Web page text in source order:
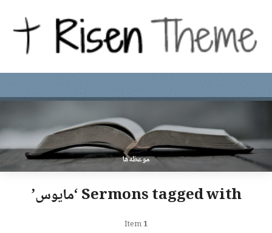
موعظه‌ها
Sermons tagged with ‘مایوس’
1